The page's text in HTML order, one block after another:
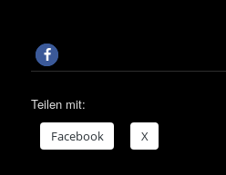
Teilen mit:
Face­book X